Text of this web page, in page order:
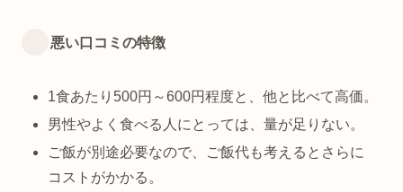
悪い口コミの特徴
1食あたり500円～600円程度と、他と比べて高価。
男性やよく食べる人にとっては、量が足りない。
ご飯が別途必要なので、ご飯代も考えるとさらに
コストがかかる。